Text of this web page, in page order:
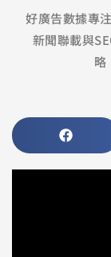
好廣告數據專
新聞聯載與
略